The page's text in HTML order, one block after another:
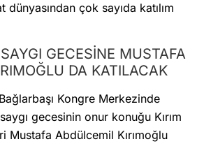
çok sayıda katılım
GECESİNE MUSTAFA
DA KATILACAK
Kongre Merkezinde
gecesinin onur konuğu Kırım
Mustafa Abdülcemil Kırımoğlu